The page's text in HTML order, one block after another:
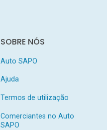
SOBRE NÓS
Auto SAPO
Ajuda
Termos de utilização
Comerciantes no Auto
SAPO